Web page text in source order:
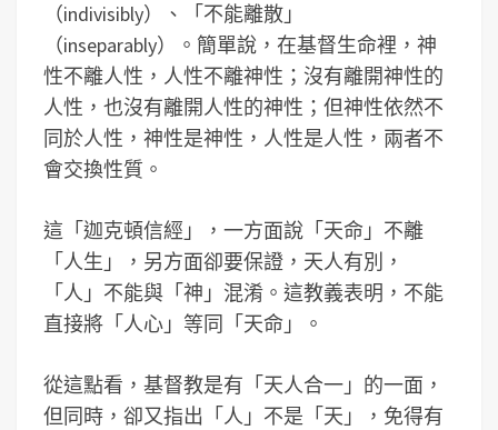
（indivisibly）、「不能離散」
（inseparably）。簡單說，在基督生命裡，神
性不離人性，人性不離神性；沒有離開神性的
人性，也沒有離開人性的神性；但神性依然不
同於人性，神性是神性，人性是人性，兩者不
會交換性質。
這「迦克頓信經」，一方面說「天命」不離
「人生」，另方面卻要保證，天人有別，
「人」不能與「神」混淆。這教義表明，不能
直接將「人心」等同「天命」。
從這點看，基督教是有「天人合一」的一面，
但同時，卻又指出「人」不是「天」，免得有